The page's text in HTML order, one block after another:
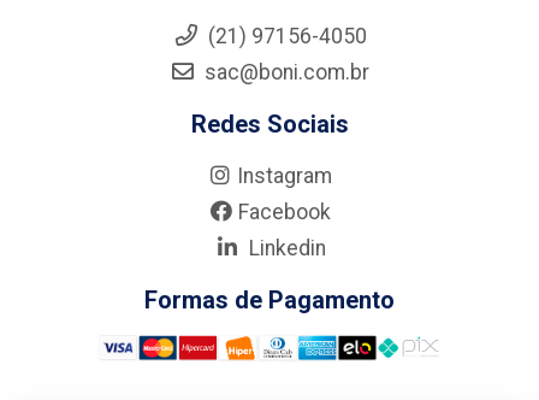
(21) 97156-4050
sac@boni.com.br
Redes Sociais
Instagram
Facebook
Linkedin
Formas de Pagamento